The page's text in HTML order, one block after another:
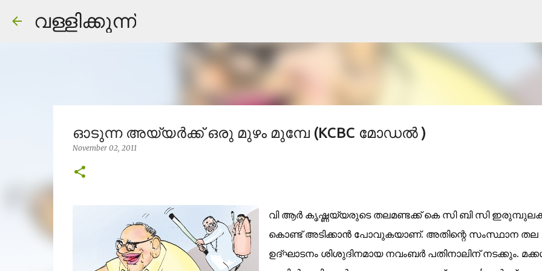
വള്ളിക്കുന്ന്
ഓടുന്ന അയ്യര്‍ക്ക് ഒരു മുഴം മുമ്പേ (KCBC മോഡല്‍ )
November 02, 2011
വി ആര്‍ കൃഷ്ണയ്യരുടെ തലമണ്ടക്ക്‌ കെ സി ബി സി
കൊണ്ട് അടിക്കാന്‍ പോവുകയാണ്. അതിന്റെ സംസ്ഥാന തല
ഉദ്ഘാടനം ശിശുദിനമായ നവംബര്‍ പതിനാലിന് നടക്കും.